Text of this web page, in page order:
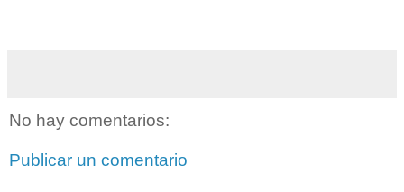
No hay comentarios:
Publicar un comentario